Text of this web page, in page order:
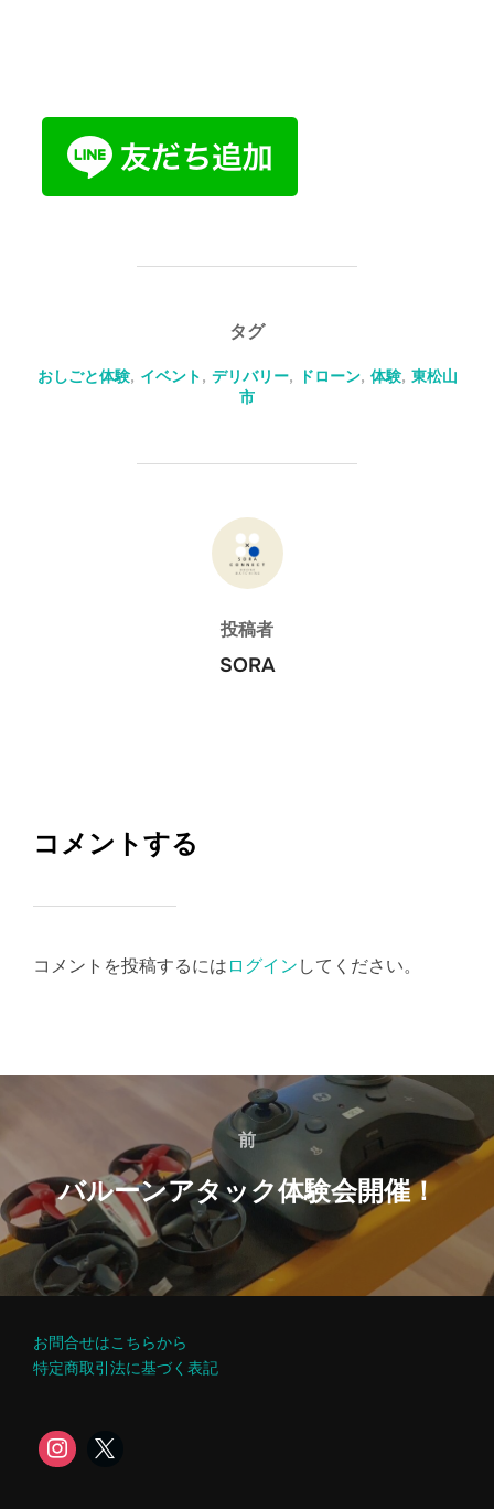
タグ
おしごと体験, イベント, デリバリー, ドローン, 体験, 東松山
市
投稿者
投稿者
SORA
コメントする
コメントを投稿するには ログイン してください。
前
バルーンアタック体験会開催！
お問合せはこちらから
特定商取引法に基づく表記